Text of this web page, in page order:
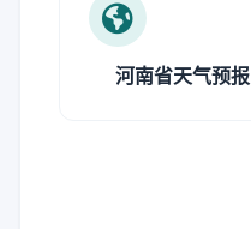
河南省天气预报